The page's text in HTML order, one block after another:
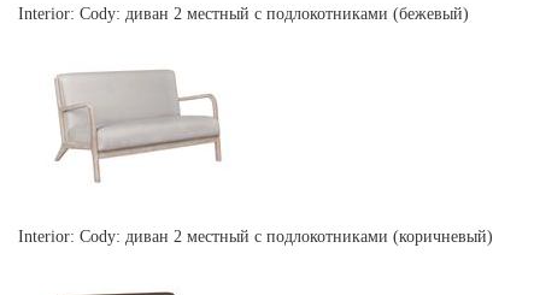
Interior: Cody: диван 2 местный с подлокотниками (бежевый)
Interior: Cody: диван 2 местный с подлокотниками (коричневый)